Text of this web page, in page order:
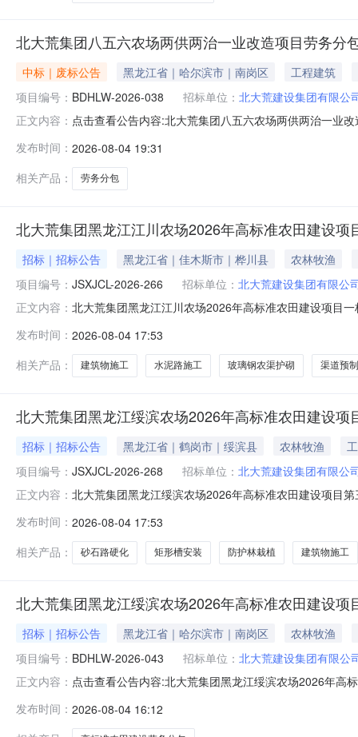
北大荒集团八五六农场两供两治一业改造项目劳务分
中标｜废标公告 黑龙江省｜哈尔滨市｜南岗区
工程建筑
项目编号： BDHLW-2026-038 招标单位： 北大荒建设集团有限公
正文内容： 点击查看公告内容:北大荒集团八五六农场两供两治一业
发布时间： 2026-08-04 19:31
相关产品：
劳务分包
北大荒集团黑龙江江川农场2026年高标准农田建设项
招标｜招标公告 黑龙江省｜佳木斯市｜桦川县
农林牧渔
项目编号： JSXJCL-2026-266 招标单位： 北大荒建设集团有限公
正文内容： 北大荒集团黑龙江江川农场2026年高标准农田建设项目
大荒集团黑龙江江川农场2026年高标准农田建设项目一
生产许可证、开
发布时间： 2026-08-04 17:53
相关产品：
建筑物施工 水泥路施工 玻璃钢农渠护砌 渠道预
北大荒集团黑龙江绥滨农场2026年高标准农田建设
招标｜招标公告 黑龙江省｜鹤岗市｜绥滨县 农林牧渔
项目编号： JSXJCL-2026-268 招标单位： 北大荒建设集团有限公
正文内容： 北大荒集团黑龙江绥滨农场2026年高标准农田建设项目
荒集团黑龙江绥滨农场2026年高标准农田建设项目第三
生产许可证、开
发布时间： 2026-08-04 17:53
相关产品：
砂石路硬化 矩形槽安装 防护林栽植 建筑物施工
北大荒集团黑龙江绥滨农场2026年高标准农田建设项
招标｜招标公告 黑龙江省｜哈尔滨市｜南岗区
农林牧渔
项目编号： BDHLW-2026-043 招标单位： 北大荒建设集团有限公
正文内容： 点击查看公告内容:北大荒集团黑龙江绥滨农场2026年高
发布时间： 2026-08-04 16:12